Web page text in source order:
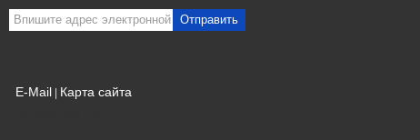
Отправить
E-Mail | Карта сайта